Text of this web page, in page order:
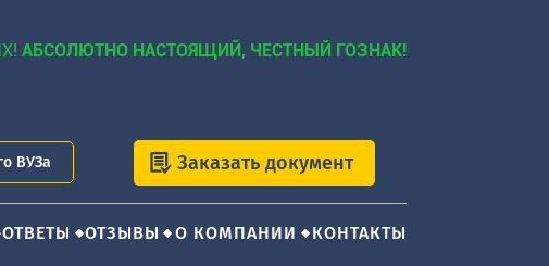
АБСОЛЮТНО НАСТОЯЩИЙ, ЧЕСТНЫЙ ГОЗНАК!
ВУЗа Заказать документ
ОТЗЫВЫ О КОМПАНИИ КОНТАКТЫ